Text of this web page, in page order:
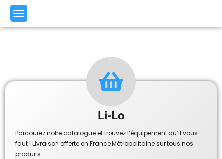
Li-Lo
Parcourez notre catalogue et trouvez l’équipement qu’il vous
faut ! Livraison offerte en France Métropolitaine sur tous nos
produits.